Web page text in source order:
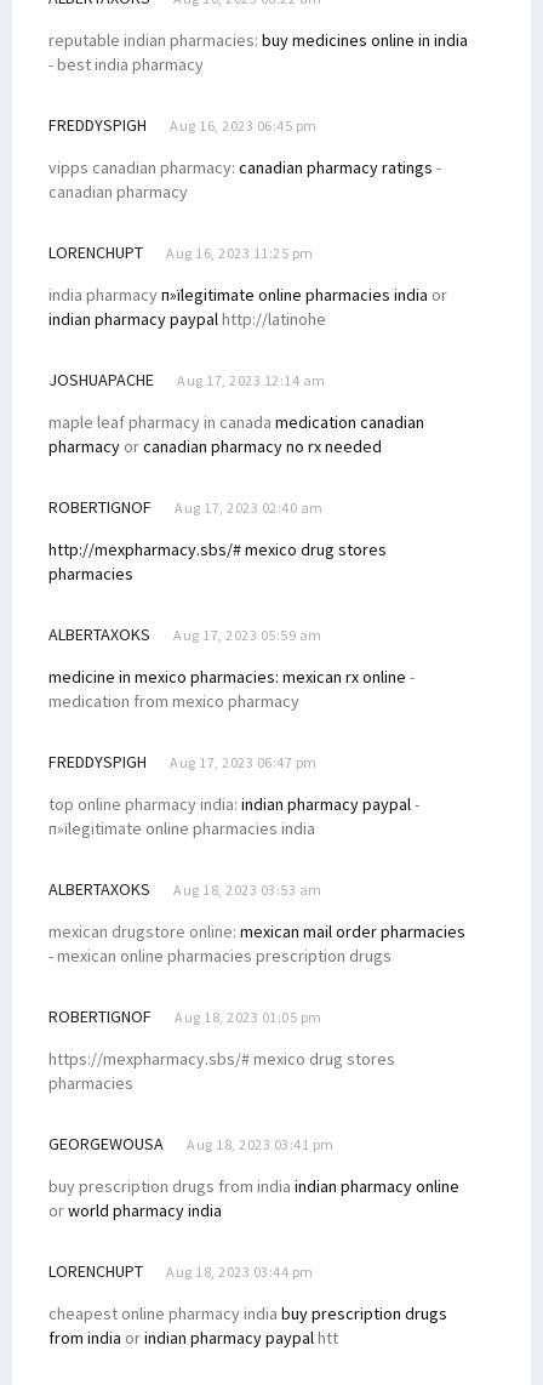
reputable indian pharmacies: buy medicines online in india
- best india pharmacy
FREDDYSPIGH Aug 16, 2023 06:45 pm
vipps canadian pharmacy: canadian pharmacy ratings -
canadian pharmacy
LORENCHUPT Aug 16, 2023 11:25 pm
india pharmacyп»їlegitimate online pharmacies india or
indian pharmacy paypal http://latinohe
JOSHUAPACHE Aug 17, 2023 12:14 am
maple leaf pharmacy in canada medication canadian
pharmacy orcanadian pharmacy no rx needed
ROBERTIGNOF Aug 17, 2023 02:40 am
http://mexpharmacy.sbs/# mexico drug stores
pharmacies
ALBERTAXOKS Aug 17, 2023 05:59 am
medicine in mexico pharmacies: mexican rx online -
medication from mexico pharmacy
FREDDYSPIGH Aug 17, 2023 06:47 pm
top online pharmacy india: indian pharmacy paypal -
п»їlegitimate online pharmacies india
ALBERTAXOKS Aug 18, 2023 03:53 am
mexican drugstore online: mexican mail order pharmacies
- mexican online pharmacies prescription drugs
ROBERTIGNOF Aug 18, 2023 01:05 pm
https://mexpharmacy.sbs/# mexico drug stores
pharmacies
GEORGEWOUSA Aug 18, 2023 03:41 pm
buy prescription drugs from india indian pharmacy online
orworld pharmacy india
LORENCHUPT Aug 18, 2023 03:44 pm
cheapest online pharmacy india buy prescription drugs
from india orindian pharmacy paypal htt